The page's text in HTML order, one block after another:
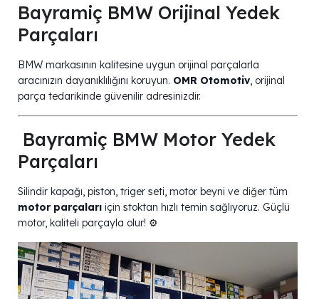
Bayramiç BMW Orijinal Yedek
Parçaları
BMW markasının kalitesine uygun orijinal parçalarla
aracınızın dayanıklılığını koruyun. OMR Otomotiv, orijinal
parça tedarikinde güvenilir adresinizdir.
️ Bayramiç BMW Motor Yedek
Parçaları
Silindir kapağı, piston, triger seti, motor beyni ve diğer tüm
motor parçaları için stoktan hızlı temin sağlıyoruz. Güçlü
motor, kaliteli parçayla olur! ⚙️